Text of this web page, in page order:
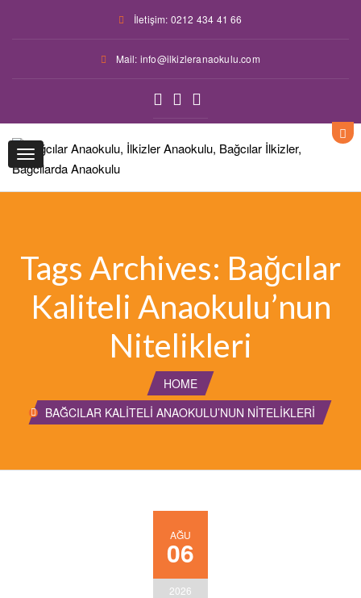
İletişim: 0212 434 41 66
Mail: info@ilkizleranaokulu.com
Toggle
navigation
Tags Archives: Bağcılar
Kaliteli Anaokulu’nun
Nitelikleri
HOME
BAĞCILAR KALITELI ANAOKULU’NUN NITELIKLERI
AĞU
06
2026